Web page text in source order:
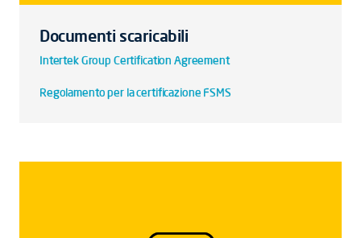
Documenti scaricabili
Intertek Group Certification Agreement
Regolamento per la certificazione FSMS